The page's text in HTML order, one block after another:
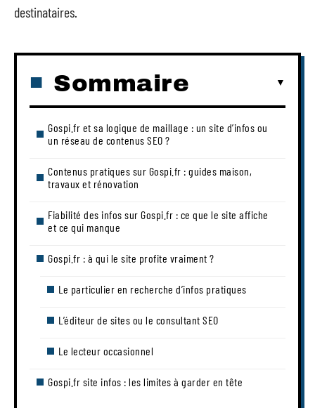
destinataires.
Sommaire
Gospi.fr et sa logique de maillage : un site d’infos ou
un réseau de contenus SEO ?
Contenus pratiques sur Gospi.fr : guides maison,
travaux et rénovation
Fiabilité des infos sur Gospi.fr : ce que le site affiche
et ce qui manque
Gospi.fr : à qui le site profite vraiment ?
Le particulier en recherche d’infos pratiques
L’éditeur de sites ou le consultant SEO
Le lecteur occasionnel
Gospi.fr site infos : les limites à garder en tête